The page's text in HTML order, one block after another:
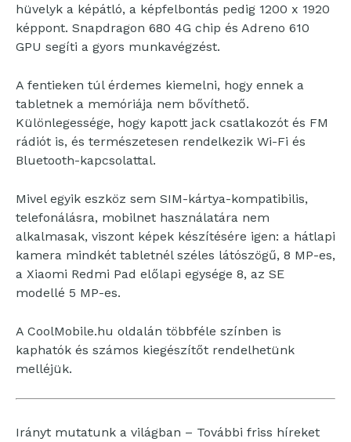
hüvelyk a képátló, a képfelbontás pedig 1200 x 1920
képpont. Snapdragon 680 4G chip és Adreno 610
GPU segíti a gyors munkavégzést.
A fentieken túl érdemes kiemelni, hogy ennek a
tabletnek a memóriája nem bővíthető.
Különlegessége, hogy kapott jack csatlakozót és FM
rádiót is, és természetesen rendelkezik Wi-Fi és
Bluetooth-kapcsolattal.
Mivel egyik eszköz sem SIM-kártya-kompatibilis,
telefonálásra, mobilnet használatára nem
alkalmasak, viszont képek készítésére igen: a hátlapi
kamera mindkét tabletnél széles látószögű, 8 MP-es,
a Xiaomi Redmi Pad előlapi egysége 8, az SE
modellé 5 MP-es.
A CoolMobile.hu oldalán többféle színben is
kaphatók és számos kiegészítőt rendelhetünk
melléjük.
Irányt mutatunk a világban – További friss híreket